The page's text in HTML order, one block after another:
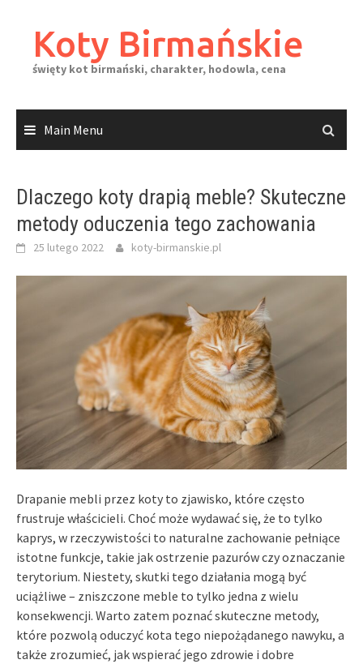
contentKoty Birmańskie
święty kot birmański, charakter, hodowla, cena
Main Menu
Dlaczego koty drapią meble? Skuteczne
metody oduczenia tego zachowania
25 lutego 2022 koty-birmanskie.pl
Drapanie mebli przez koty to zjawisko, które często
frustruje właścicieli. Choć może wydawać się, że to tylko
kaprys, w rzeczywistości to naturalne zachowanie pełniące
istotne funkcje, takie jak ostrzenie pazurów czy oznaczanie
terytorium. Niestety, skutki tego działania mogą być
uciążliwe – zniszczone meble to tylko jedna z wielu
konsekwencji. Warto zatem poznać skuteczne metody,
które pozwolą oduczyć kota tego niepożądanego nawyku, a
także zrozumieć, jak wspierać jego zdrowie i dobre